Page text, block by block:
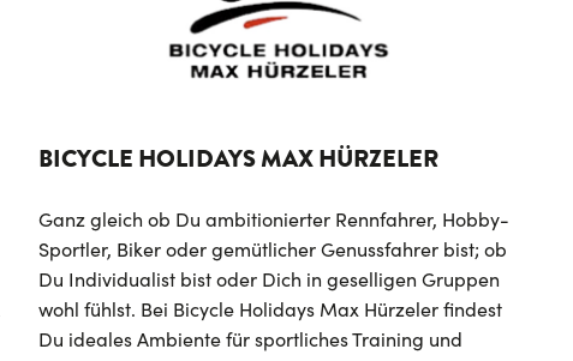
BICYCLE HOLIDAYS MAX HÜRZELER
Ganz gleich ob Du ambitionierter Rennfahrer, Hobby-
Sportler, Biker oder gemütlicher Genussfahrer bist; ob
Du Individualist bist oder Dich in geselligen Gruppen
wohl fühlst. Bei Bicycle Holidays Max Hürzeler findest
Du ideales Ambiente für sportliches Training und